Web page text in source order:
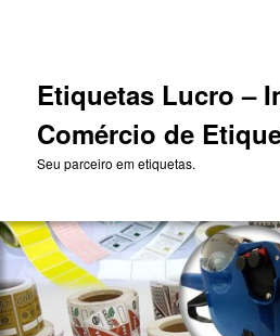
principalEtiquetas Lucro –
Comércio de
Seu parceiro em etiquetas.